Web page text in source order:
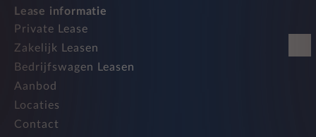
Lease informatie
Private Lease
Zakelijk Leasen
Bedrijfswagen Leasen
Aanbod
Locaties
Contact